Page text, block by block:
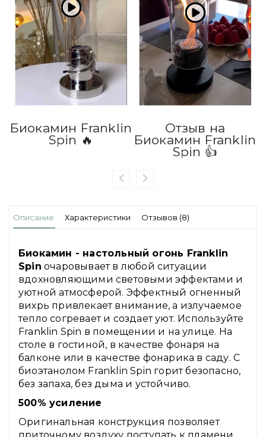
Биокамин Franklin
Spin 🔥
Отзыв на
Биокамин Franklin
Spin 👍
Описание Характеристики Отзывов (8)
Биокамин - настольный огонь Franklin
Spin очаровывает в любой ситуации
вдохновляющими световыми эффектами и
уютной атмосферой. Эффектный огненный
вихрь привлекает внимание, а излучаемое
тепло согревает и создает уют. Используйте
Franklin Spin в помещении и на улице. На
столе в гостиной, в качестве фонаря на
балконе или в качестве фонарика в саду. С
биоэтанолом Franklin Spin горит безопасно,
без запаха, без дыма и устойчиво.
500% усиление
Оригинальная конструкция позволяет